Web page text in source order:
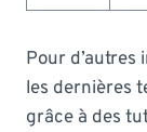
Pour
les dernières
grâce à des